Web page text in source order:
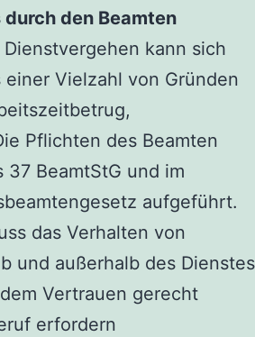
den Beamten
kann sich
Vielzahl von Gründen
Pflichten des Beamten
BeamtStG und im
aufgeführt.
das Verhalten von
und außerhalb des Dienstes
Vertrauen gerecht
erfordern